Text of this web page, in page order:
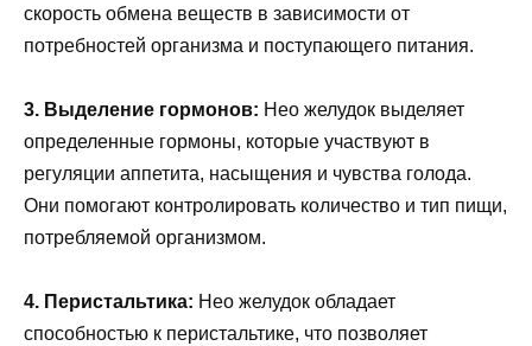
скорость обмена веществ в зависимости от
потребностей организма и поступающего питания.
3. Выделение гормонов: Нео желудок выделяет
определенные гормоны, которые участвуют в
регуляции аппетита, насыщения и чувства голода.
Они помогают контролировать количество и тип пищи,
потребляемой организмом.
4. Перистальтика: Нео желудок обладает
способностью к перистальтике, что позволяет